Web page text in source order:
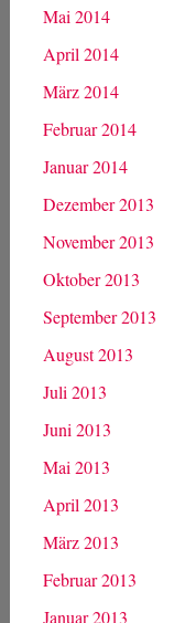
Mai 2014
April 2014
März 2014
Februar 2014
Januar 2014
Dezember 2013
November 2013
Oktober 2013
September 2013
August 2013
Juli 2013
Juni 2013
Mai 2013
April 2013
März 2013
Februar 2013
Januar 2013